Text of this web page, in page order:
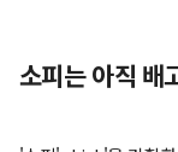
소피는 아직 배